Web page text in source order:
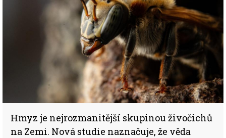
Hmyz je nejrozmanitější skupinou živočichů
na Zemi. Nová studie naznačuje, že věda